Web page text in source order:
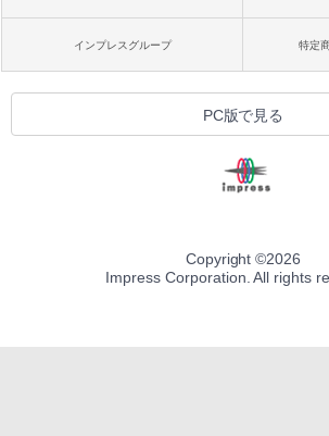
インプレスグループ 特定
PC版で見る
Copyright ©2026
Impress Corporation. All rights